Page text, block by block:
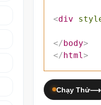
<div
</body>
</html>
Chạy Thử